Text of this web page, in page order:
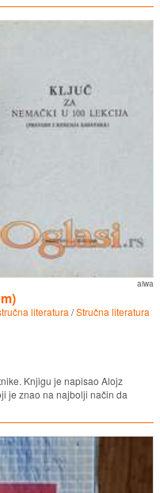
aiwa
literatura /Stručna literatura
Knjigu je napisao Alojz
je znao na najbolji način da